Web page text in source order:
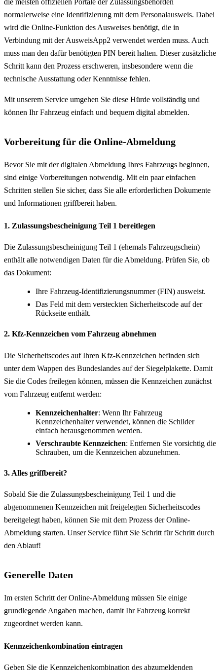
die meisten offiziellen Portale der Zulassungsbehörden
normalerweise eine Identifizierung mit dem Personalausweis. Dabei
wird die Online-Funktion des Ausweises benötigt, die in
Verbindung mit der AusweisApp2 verwendet werden muss. Auch
muss man den dafür benötigten PIN bereit halten. Dieser zusätzliche
Schritt kann den Prozess erschweren, insbesondere wenn die
technische Ausstattung oder Kenntnisse fehlen.
Mit unserem Service umgehen Sie diese Hürde vollständig und
können Ihr Fahrzeug einfach und bequem digital abmelden.
Vorbereitung für die Online-Abmeldung
Bevor Sie mit der digitalen Abmeldung Ihres Fahrzeugs beginnen,
sind einige Vorbereitungen notwendig. Mit ein paar einfachen
Schritten stellen Sie sicher, dass Sie alle erforderlichen Dokumente
und Informationen griffbereit haben.
1. Zulassungsbescheinigung Teil 1 bereitlegen
Die Zulassungsbescheinigung Teil 1 (ehemals Fahrzeugschein)
enthält alle notwendigen Daten für die Abmeldung. Prüfen Sie, ob
das Dokument:
Ihre Fahrzeug-Identifizierungsnummer (FIN) ausweist.
Das Feld mit dem versteckten Sicherheitscode auf der
Rückseite enthält.
2. Kfz-Kennzeichen vom Fahrzeug abnehmen
Die Sicherheitscodes auf Ihren Kfz-Kennzeichen befinden sich
unter dem Wappen des Bundeslandes auf der Siegelplakette. Damit
Sie die Codes freilegen können, müssen die Kennzeichen zunächst
vom Fahrzeug entfernt werden:
Kennzeichenhalter: Wenn Ihr Fahrzeug
Kennzeichenhalter verwendet, können die Schilder
einfach herausgenommen werden.
Verschraubte Kennzeichen: Entfernen Sie vorsichtig die
Schrauben, um die Kennzeichen abzunehmen.
3. Alles griffbereit?
Sobald Sie die Zulassungsbescheinigung Teil 1 und die
abgenommenen Kennzeichen mit freigelegten Sicherheitscodes
bereitgelegt haben, können Sie mit dem Prozess der Online-
Abmeldung starten. Unser Service führt Sie Schritt für Schritt durch
den Ablauf!
Generelle Daten
Im ersten Schritt der Online-Abmeldung müssen Sie einige
grundlegende Angaben machen, damit Ihr Fahrzeug korrekt
zugeordnet werden kann.
Kennzeichenkombination eintragen
Geben Sie die Kennzeichenkombination des abzumeldenden